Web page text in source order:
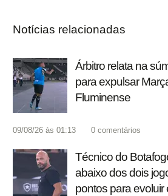
Notícias relacionadas
Árbitro relata na
para expulsar
Fluminense
09/08/26 às 01:13 0 comentários
Técnico do
abaixo dos dois
pontos para evoluir